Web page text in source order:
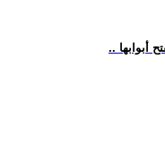
أبوابها